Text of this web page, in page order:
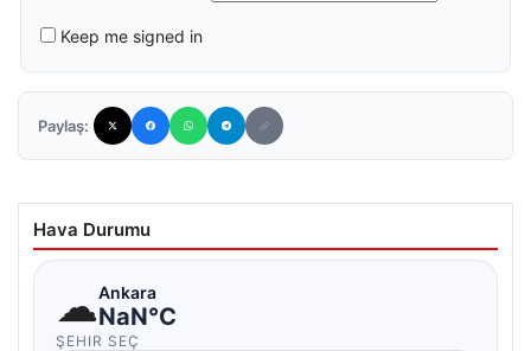
Keep me signed in
Paylaş:
Hava Durumu
☁Ankara
NaN°C
ŞEHIR SEÇ